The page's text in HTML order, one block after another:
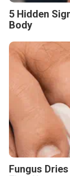
5 Hidden
Body
Fungus